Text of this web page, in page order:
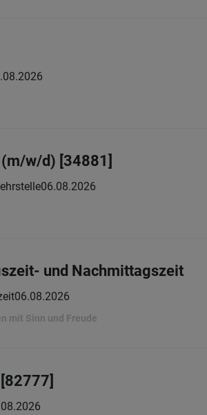
w/d) [34881]
06.08.2026
und Nachmittagszeit
06.08.2026
mit Sinn und Freude